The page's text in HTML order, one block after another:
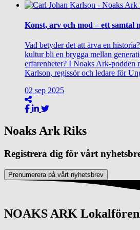
Konst, arv och mod – ett samtal
Vad betyder det att ärva en
kultur bli en brygga mellan
erfarenheter? I Noaks Ark-podden
Karlson, regissör och ledare för
02 sep 2025
Noaks Ark Riks
Registrera dig för vårt
Prenumerera på vårt nyhetsbrev
NOAKS ARK